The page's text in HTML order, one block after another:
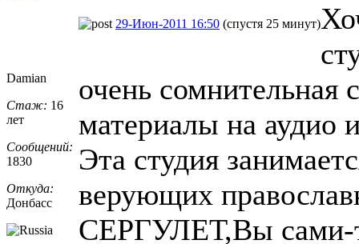
Damian
Стаж: 16
лет
Сообщений:
1830
Откуда:
Донбасс
29-Июн-2011 16:50 (спустя 25 минут)
очень сомнительная
материалы на аудио
Эта студия
верующих
СЕРГУЛЕТ,Вы сами-